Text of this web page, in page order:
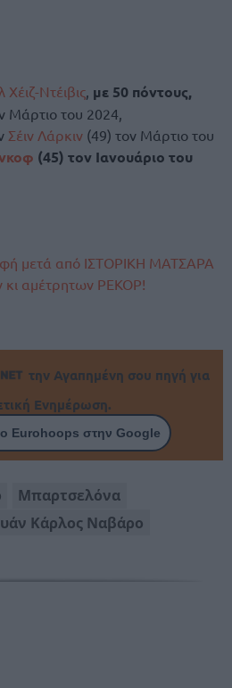
Χέιζ-Ντέιβις με 50 πόντους,
Μάρτιο του 2024,
Σέιν Λάρκιν (49) τον Μάρτιο του
(45) τον Ιανουάριο του
μετά από ΙΣΤΟΡΙΚΗ ΜΑΤΣΑΡΑ
αμέτρητων ΡΕΚΟΡ!
την Αγαπημένη σου πηγή για
Ενημέρωση.
Eurohoops στην Google
Μπαρτσελόνα
Κάρλος Ναβάρο